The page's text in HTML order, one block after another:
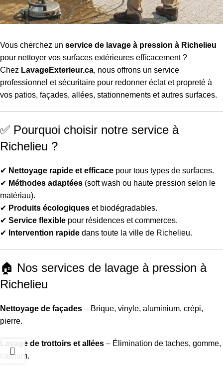
Vous cherchez un service de lavage à pression à Richelieu
pour nettoyer vos surfaces extérieures efficacement ?
Chez LavageExterieur.ca, nous offrons un service
professionnel et sécuritaire pour redonner éclat et propreté à
vos patios, façades, allées, stationnements et autres surfaces.
✅ Pourquoi choisir notre service à
Richelieu ?
✔ Nettoyage rapide et efficace pour tous types de surfaces.
✔ Méthodes adaptées (soft wash ou haute pression selon le
matériau).
✔ Produits écologiques et biodégradables.
✔ Service flexible pour résidences et commerces.
✔ Intervention rapide dans toute la ville de Richelieu.
🏠 Nos services de lavage à pression à
Richelieu
Nettoyage de façades – Brique, vinyle, aluminium, crépi,
pierre.
Lavage de trottoirs et allées – Élimination de taches, gomme,
calcium.